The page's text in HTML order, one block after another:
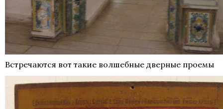
Встречаются вот такие волшебные дверные проемы